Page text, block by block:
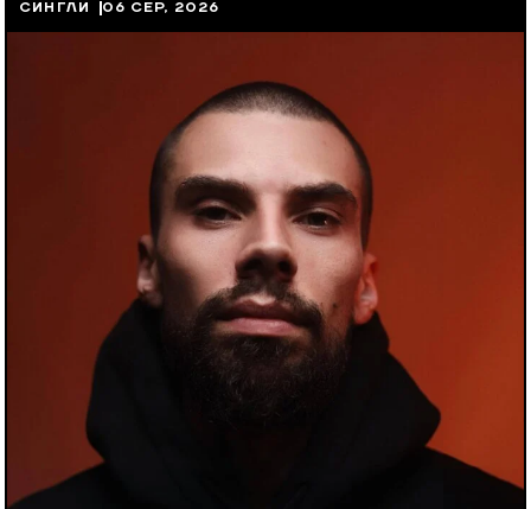
СИНГЛИ 06 СЕР, 2026